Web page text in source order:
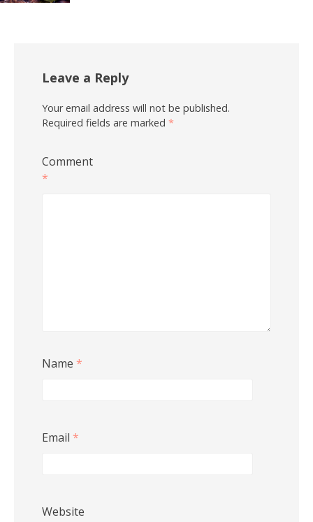
Leave a Reply
Your email address will not be published.
Required fields are marked *
Comment
*
Name *
Email *
Website